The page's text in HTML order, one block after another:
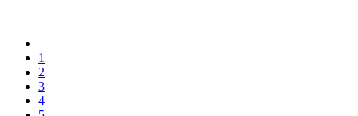
1
2
3
4